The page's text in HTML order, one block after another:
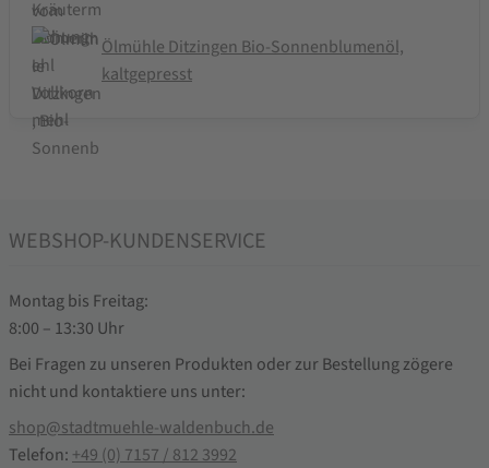
Ölmühle Ditzingen Bio-Sonnenblumenöl,
kaltgepresst
WEBSHOP-KUNDENSERVICE
Montag bis Freitag:
8:00 – 13:30 Uhr
Bei Fragen zu unseren Produkten oder zur Bestellung zögere
nicht und kontaktiere uns unter:
shop@stadtmuehle-waldenbuch.de
Telefon: +49 (0) 7157 / 812 3992